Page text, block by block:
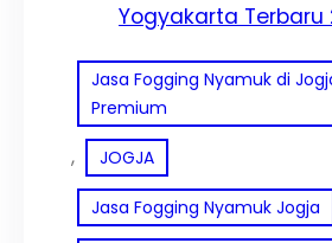
Yogyakarta Terbaru
Jasa Fogging Nyamuk di
Premium
, JOGJA
Jasa Fogging Nyamuk Jogja